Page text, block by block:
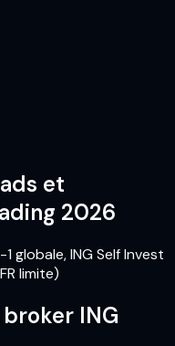
et
2026
globale, ING Self Invest
limite)
ING